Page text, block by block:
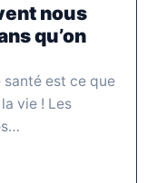
nous
qu’on
santé est ce que
vie ! Les